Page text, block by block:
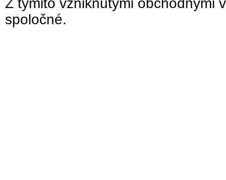
Z týmito vzniknutými obchodnými
spoločné.